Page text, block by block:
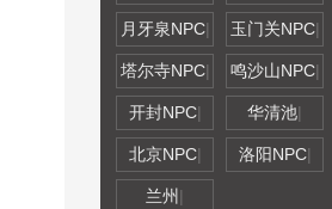
月牙泉NPC| 玉门关NPC|
塔尔寺NPC| 鸣沙山NPC|
开封NPC| 华清池|
北京NPC| 洛阳NPC|
兰州 |